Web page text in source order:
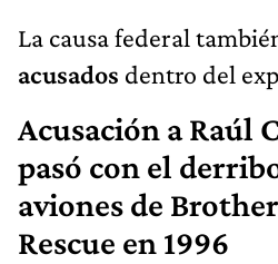
La causa federal
acusados dentro del
Acusación a Raúl
pasó con el
aviones de
Rescue en 1996